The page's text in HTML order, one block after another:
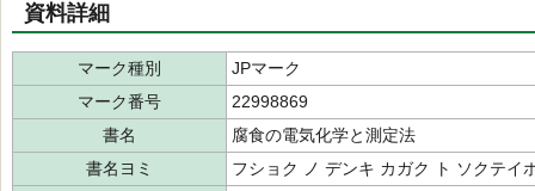
資料詳細
マーク種別
JPマーク
マーク番号
22998869
書名
腐食の電気化学と測定法
書名ヨミ
フショク ノ デンキ カガク ト ソクテイ